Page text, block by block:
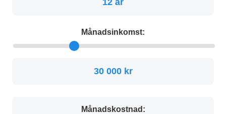
Månadsinkomst:
30 000 kr
Månadskostnad: